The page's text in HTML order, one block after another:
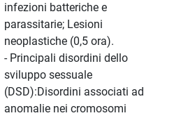
infezioni batteriche e
parassitarie; Lesioni
neoplastiche (0,5 ora).
- Principali disordini dello
sviluppo sessuale
(DSD):Disordini associati ad
anomalie nei cromosomi